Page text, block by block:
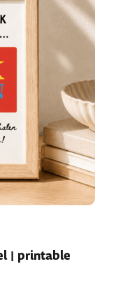
| printable